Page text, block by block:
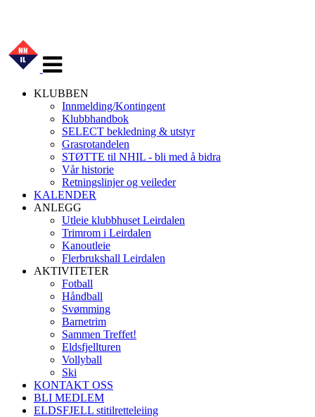
navigasjon
KLUBBEN
Innmelding/Kontingent
Klubbhandbok
SELECT bekledning & utstyr
Grasrotandelen
STØTTE til NHIL - bli med å bidra
Vår historie
Retningslinjer og veileder
KALENDER
ANLEGG
Utleie klubbhuset Leirdalen
Trimrom i Leirdalen
Kanoutleie
Flerbrukshall Leirdalen
AKTIVITETER
Fotball
Håndball
Svømming
Barnetrim
Sammen Treffet!
Eldsfjellturen
Vollyball
Ski
KONTAKT OSS
BLI MEDLEM
ELDSFJELL stitilretteleiing